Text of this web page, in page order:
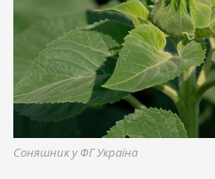
Соняшник у ФГ Україна